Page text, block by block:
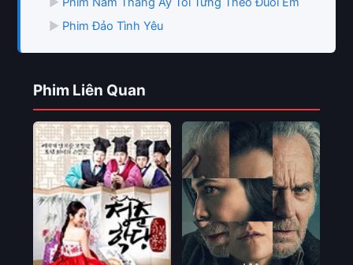
▶ Phim Đảo Tình Yêu
Phim Liên Quan